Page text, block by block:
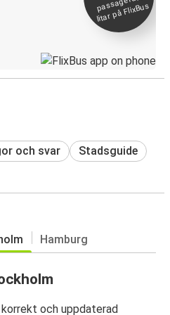
litar på FlixBus
och svar Stadsguide
Hamburg
och uppdaterad